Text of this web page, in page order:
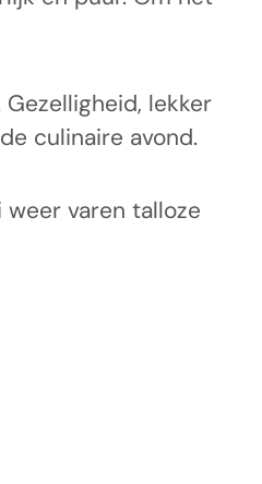
lekker
culinaire avond.
varen talloze